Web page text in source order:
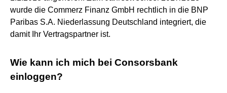
wurde die Commerz Finanz GmbH rechtlich in die BNP
Paribas S.A. Niederlassung Deutschland integriert, die
damit Ihr Vertragspartner ist.
Wie kann ich mich bei Consorsbank
einloggen?